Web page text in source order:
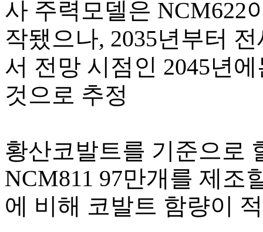
사 주력모델은 NCM622
작됐으나, 2035년부터
서 전망 시점인 2045년
것으로 추정
황산코발트를 기준으로
NCM811 97만개를 제조
에 비해 코발트 함량이